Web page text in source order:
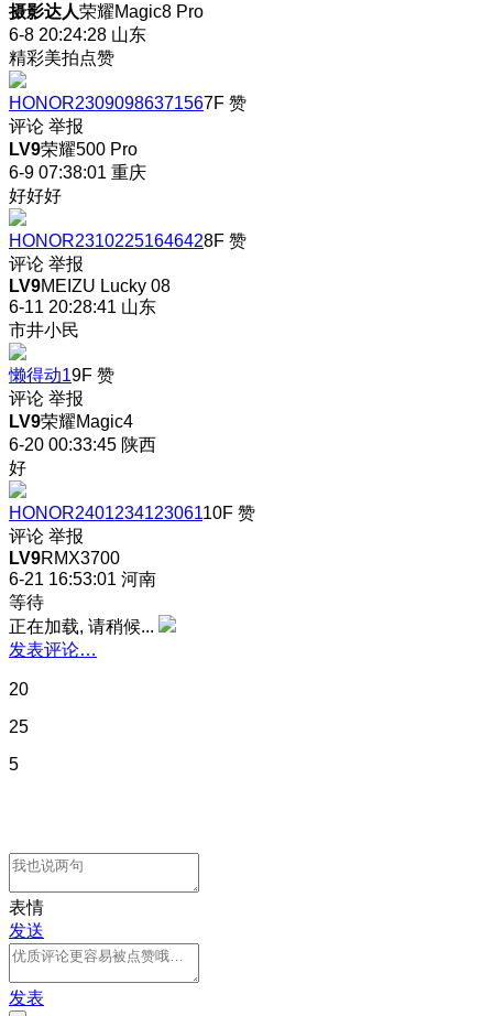
摄影达人荣耀Magic8 Pro
6-8 20:24:28 山东
精彩美拍点赞
HONOR23090986371567F 赞
评论 举报
LV9荣耀500 Pro
6-9 07:38:01 重庆
好好好
HONOR23102251646428F 赞
评论 举报
LV9MEIZU Lucky 08
6-11 20:28:41 山东
市井小民
懒得动19F 赞
评论 举报
LV9荣耀Magic4
6-20 00:33:45 陕西
好
HONOR240123412306110F 赞
评论 举报
LV9RMX3700
6-21 16:53:01 河南
等待
正在加载, 请稍候...
发表评论…
20
25
5
表情
发送
发表